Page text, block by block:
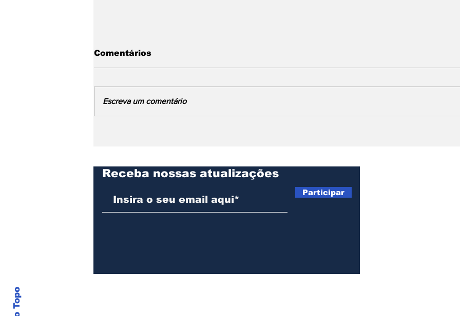
Comentários
Escreva um comentário
Receba nossas atualizações
Participar